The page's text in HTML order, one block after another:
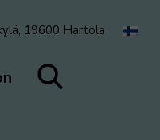
19600 Hartola